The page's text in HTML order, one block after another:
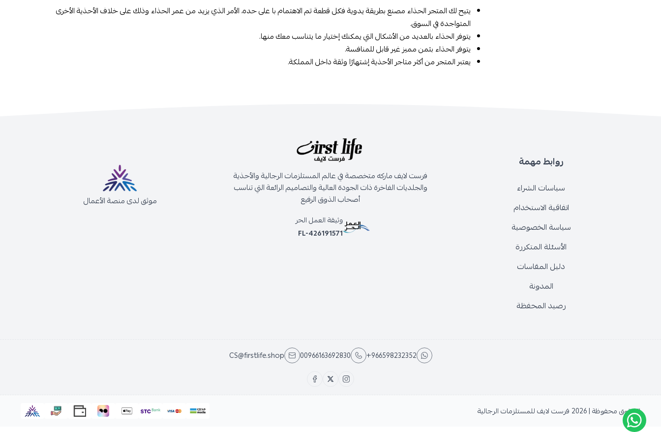
يتيح لك المتجر الحذاء مصنع بطريقة يدوية فكل قطعة تم الاهتمام با على حده، الأمر الذي يزيد من عمر الحذاء وذلك على خلاف الأحذية الأخرى
المتواجدة في السوق.
يتوفر الحذاء بالعديد من الأشكال التي يمكنك إختيار ما يتناسب معك منها.
يتوفر الحذاء بثمن مميز غير قابل للمنافسة.
يعتبر المتجر من أكثر متاجر الأحذية إشتهارًا وثقة داخل المملكة.
روابط مهمة
سياسات الشراء
اتفاقية الاستخدام
سياسة الخصوصية
الأسئلة المتكررة
دليل المقاسات
المدونة
رصيد المحفظة
فرست لايف ماركه متخصصة في عالم المستلزمات الرجالية والأحذية
والجلديات الفاخرة ذات الجودة العالية والتصاميم الرائعة التي تناسب
أصحاب الذوق الرفيع
وثيقة العمل الحر
FL-426191571
موثق لدى منصة الأعمال
+966598232352
00966163692830
CS@firstlife.shop
الحقوق محفوظة | 2026 فرست لايف للمستلزمات الرجالية